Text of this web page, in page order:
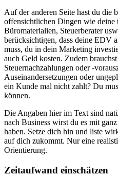
Auf der anderen Seite hast du die
offensichtlichen Dingen wie deine
Büromaterialien, Steuerberater
berücksichtigen, dass deine EDV
muss, du in dein Marketing
auch Geld kosten. Zudem
Steuernachzahlungen oder -
Auseinandersetzungen oder
ein Kunde mal nicht zahlt? Du
können.
Die Angaben hier im Text sind
nach Business wirst du es mit
haben. Setze dich hin und liste
auf dich zukommt. Nur eine
Orientierung.
Zeitaufwand einschätzen